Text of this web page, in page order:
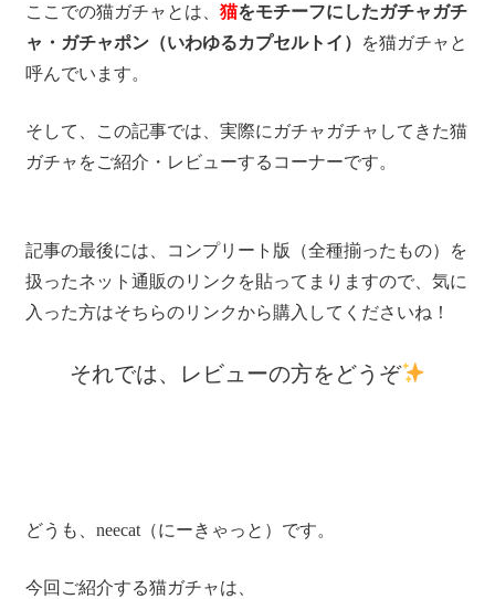
ここでの猫ガチャとは、 猫をモチーフにしたガチャガチ
ャ・ガチャポン（いわゆるカプセルトイ）
を猫ガチャと
呼んでいます。
そして、この記事では、実際にガチャガチャしてきた猫
ガチャをご紹介・レビューするコーナーです。
記事の最後には、コンプリート版（全種揃ったもの）を
扱ったネット通販のリンクを貼ってまりますので、気に
入った方はそちらのリンクから購入してくださいね！
それでは、レビューの方をどうぞ
どうも、neecat（にーきゃっと）です。
今回ご紹介する猫ガチャは、